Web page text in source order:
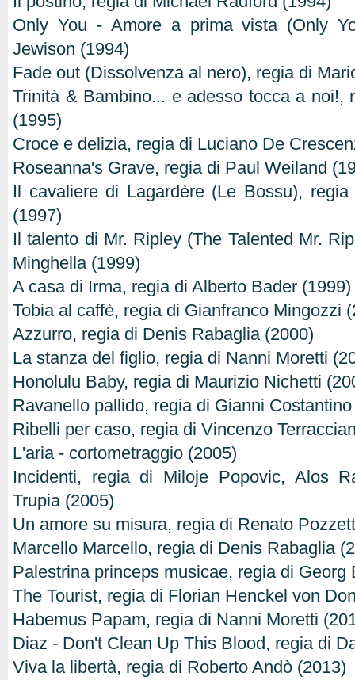
Only You - Amore a prima vista (Only
Jewison (1994)
Fade out (Dissolvenza al nero), regia di
Trinità & Bambino... e adesso tocca a noi!,
(1995)
Croce e delizia, regia di Luciano De
Roseanna's Grave, regia di Paul Weiland
Il cavaliere di Lagardère (Le Bossu),
(1997)
Il talento di Mr. Ripley (The Talented Mr.
Minghella (1999)
A casa di Irma, regia di Alberto Bader (1999)
Tobia al caffè, regia di Gianfranco Mingozzi
Azzurro, regia di Denis Rabaglia (2000)
La stanza del figlio, regia di Nanni Moretti
Honolulu Baby, regia di Maurizio Nichetti
Ravanello pallido, regia di Gianni
Ribelli per caso, regia di Vincenzo
L'aria - cortometraggio (2005)
Incidenti, regia di Miloje Popovic, Alos
Trupia (2005)
Un amore su misura, regia di Renato
Marcello Marcello, regia di Denis Rabaglia
Palestrina princeps musicae, regia di Georg
The Tourist, regia di Florian Henckel von
Habemus Papam, regia di Nanni Moretti
Diaz - Don't Clean Up This Blood, regia di
Viva la libertà, regia di Roberto Andò (2013)